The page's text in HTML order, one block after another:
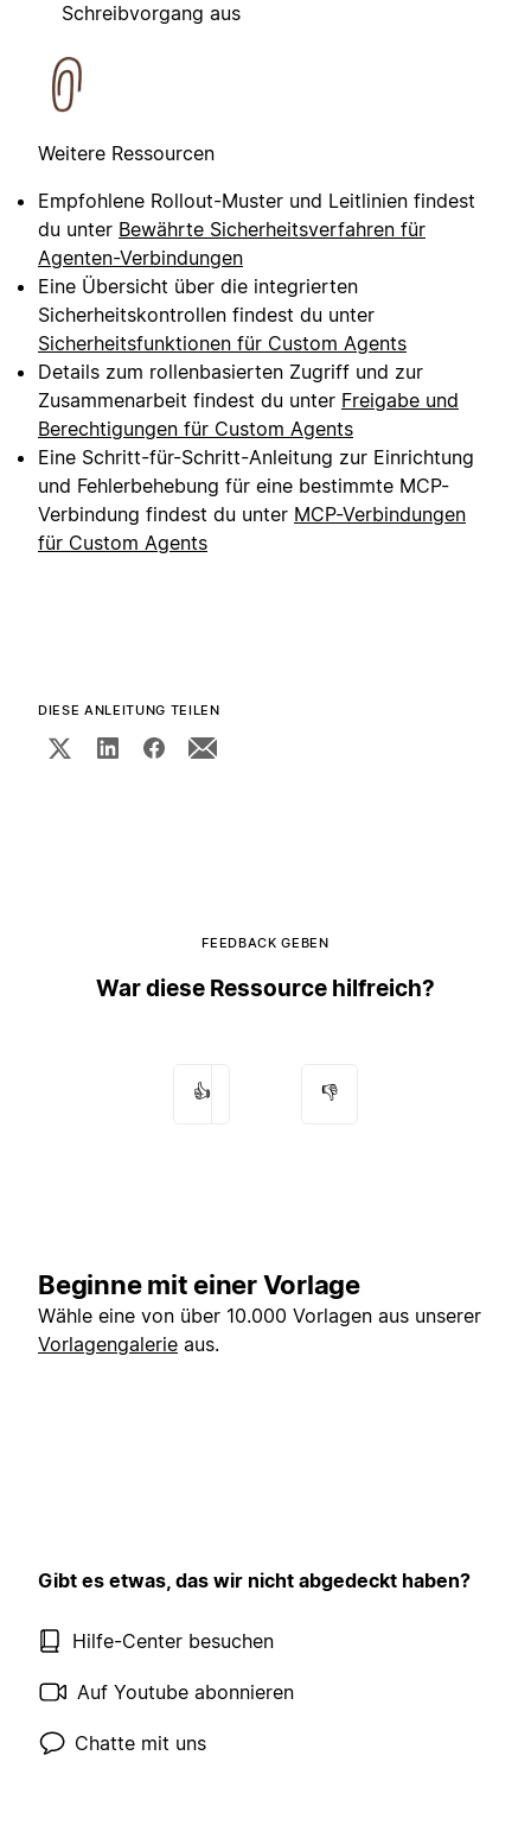
Schreibvorgang aus
Weitere Ressourcen
Empfohlene Rollout-Muster und Leitlinien findest
du unter Bewährte Sicherheitsverfahren für
Agenten-Verbindungen
Eine Übersicht über die integrierten
Sicherheitskontrollen findest du unter
Sicherheitsfunktionen für Custom Agents
Details zum rollenbasierten Zugriff und zur
Zusammenarbeit findest du unter Freigabe und
Berechtigungen für Custom Agents
Eine Schritt-für-Schritt-Anleitung zur Einrichtung
und Fehlerbehebung für eine bestimmte MCP-
Verbindung findest du unter MCP-Verbindungen
für Custom Agents
DIESE ANLEITUNG TEILEN
FEEDBACK GEBEN
War diese Ressource hilfreich?
👍 👎
Beginne mit einer Vorlage
Wähle eine von über 10.000 Vorlagen aus unserer
Vorlagengalerie aus.
Gibt es etwas, das wir nicht abgedeckt haben?
Hilfe-Center besuchen
Auf Youtube abonnieren
Chatte mit uns